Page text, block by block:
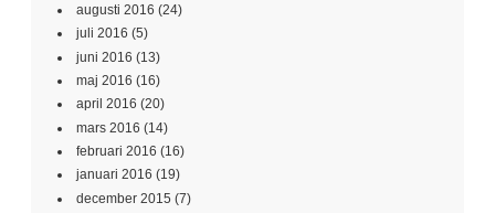
augusti 2016 (24)
juli 2016 (5)
juni 2016 (13)
maj 2016 (16)
april 2016 (20)
mars 2016 (14)
februari 2016 (16)
januari 2016 (19)
december 2015 (7)